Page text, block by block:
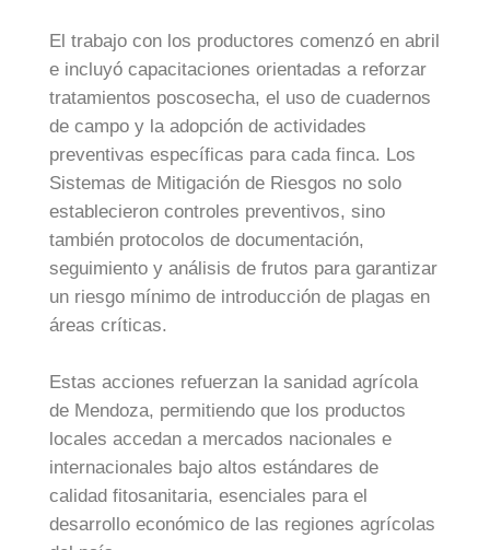
El trabajo con los productores comenzó en abril
e incluyó capacitaciones orientadas a reforzar
tratamientos poscosecha, el uso de cuadernos
de campo y la adopción de actividades
preventivas específicas para cada finca. Los
Sistemas de Mitigación de Riesgos no solo
establecieron controles preventivos, sino
también protocolos de documentación,
seguimiento y análisis de frutos para garantizar
un riesgo mínimo de introducción de plagas en
áreas críticas.
Estas acciones refuerzan la sanidad agrícola
de Mendoza, permitiendo que los productos
locales accedan a mercados nacionales e
internacionales bajo altos estándares de
calidad fitosanitaria, esenciales para el
desarrollo económico de las regiones agrícolas